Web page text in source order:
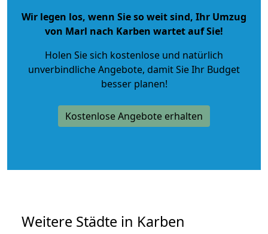
Wir legen los, wenn Sie so weit sind, Ihr Umzug
von Marl nach Karben wartet auf Sie!
Holen Sie sich kostenlose und natürlich
unverbindliche Angebote, damit Sie Ihr Budget
besser planen!
Kostenlose Angebote erhalten
Weitere Städte in Karben